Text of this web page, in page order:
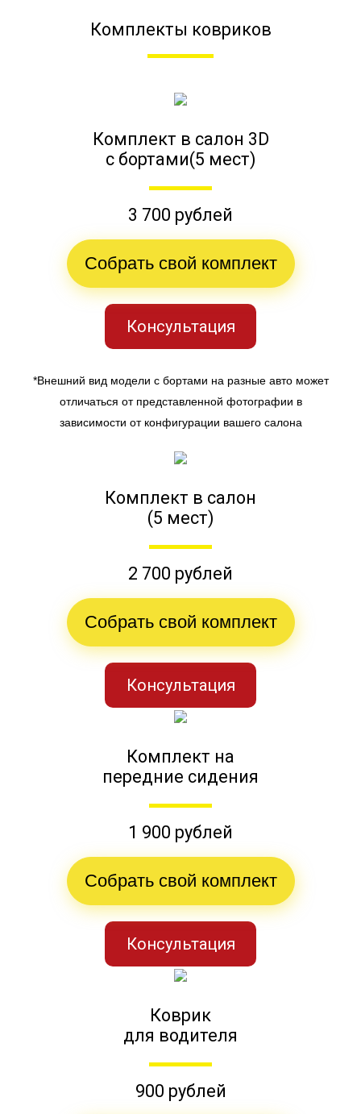
Комплекты ковриков
Комплект в салон 3D
с бортами(5 мест)
3 700 рублей
Собрать свой комплект
Консультация
*Внешний вид модели с бортами на разные авто может
отличаться от представленной фотографии в
зависимости от конфигурации вашего салона
Комплект в салон
(5 мест)
2 700 рублей
Собрать свой комплект
Консультация
Комплект на
передние сидения
1 900 рублей
Собрать свой комплект
Консультация
Коврик
для водителя
900 рублей